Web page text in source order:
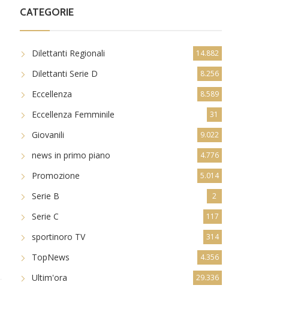
CATEGORIE
Dilettanti Regionali 14.882
Dilettanti Serie D 8.256
Eccellenza 8.589
Eccellenza Femminile 31
Giovanili 9.022
news in primo piano 4.776
Promozione 5.014
Serie B 2
Serie C 117
sportinoro TV 314
TopNews 4.356
Ultim'ora 29.336